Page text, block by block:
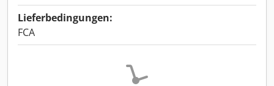
Lieferbedingungen:
FCA